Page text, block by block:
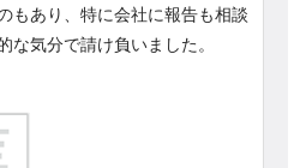
もあり、特に会社に報告も相談
な気分で請け負いました。